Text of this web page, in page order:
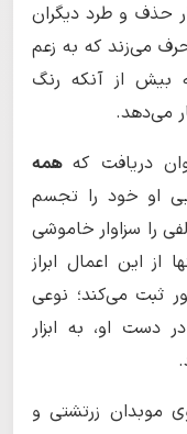
حذف و طرد دیگران
می‌زند که به زعم
بیش از آنکه رنگ
می‌دهد.
دریافت کههمه
او خود را تجسم
را سزاوار خاموشی
از این اعمال ابراز
ثبت می‌کند؛ نوعی
دست او، به ابزار
موبدان زرتشتی و